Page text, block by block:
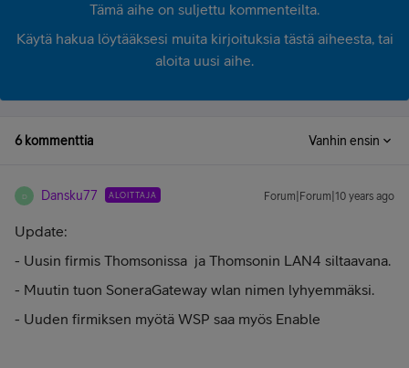
Tämä aihe on suljettu kommenteilta.
Käytä hakua löytääksesi muita kirjoituksia tästä aiheesta, tai
aloita uusi aihe.
6 kommenttia Vanhin ensin
D Dansku77 ALOITTAJA Forum|Forum|10 years ago
Update:
- Uusin firmis Thomsonissa ja Thomsonin LAN4 siltaavana.
- Muutin tuon SoneraGateway wlan nimen lyhyemmäksi.
- Uuden firmiksen myötä WSP saa myös Enable